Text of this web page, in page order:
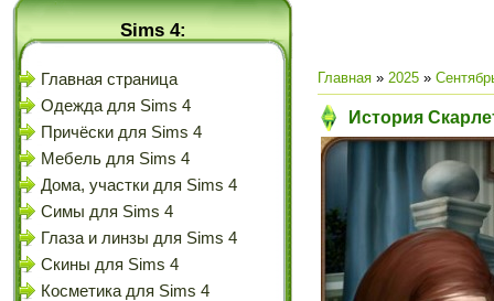
Sims 4:
Главная страница
Одежда для Sims 4
Причёски для Sims 4
Мебель для Sims 4
Дома, участки для Sims 4
Симы для Sims 4
Глаза и линзы для Sims 4
Скины для Sims 4
Косметика для Sims 4
Главная » 2025 »
История